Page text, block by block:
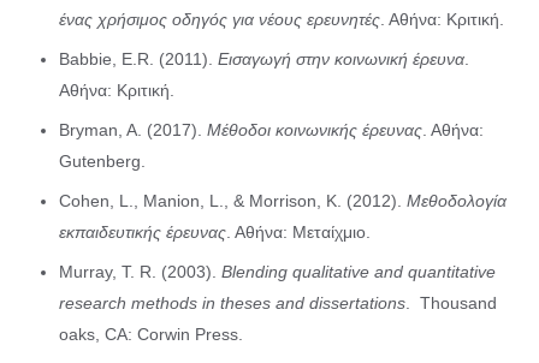
ένας χρήσιμος οδηγός για νέους ερευνητές. Αθήνα: Κριτική.
Babbie, E.R. (2011). Εισαγωγή στην κοινωνική έρευνα.
Αθήνα: Κριτική.
Bryman, A. (2017). Μέθοδοι κοινωνικής έρευνας. Αθήνα:
Gutenberg.
Cohen, L., Manion, L., & Morrison, K. (2012). Μεθοδολογία
εκπαιδευτικής έρευνας. Αθήνα: Μεταίχμιο.
Murray, T. R. (2003). Blending qualitative and quantitative
research methods in theses and dissertations. Thousand
oaks, CA: Corwin Press.